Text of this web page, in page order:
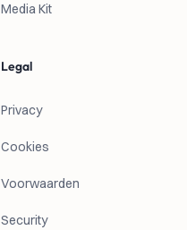
Media Kit
Legal
Privacy
Cookies
Voorwaarden
Security